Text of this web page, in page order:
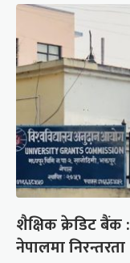
शैक्षिक क्रेडिट बैंक
नेपालमा निरन्तरता